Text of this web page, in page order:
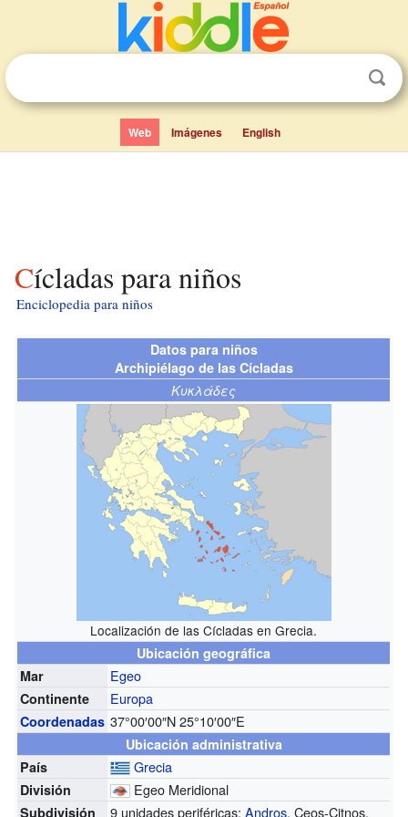
Web Imágenes English
Cícladas para niños
Enciclopedia para niños
Datos para niños
Archipiélago de las Cícladas
Κυκλάδες
Localización de las Cícladas en Grecia.
Ubicación geográfica
Mar
Egeo
Continente Europa
Coordenadas 37°00′00″N25°10′00″E
Ubicación administrativa
País
Grecia
División Egeo Meridional
Subdivisión 9 unidades periféricas:Andros, Ceos-Citnos,